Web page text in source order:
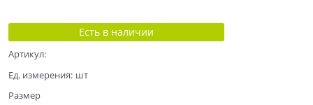
Есть в наличии
Артикул:
Ед. измерения: шт
Размер